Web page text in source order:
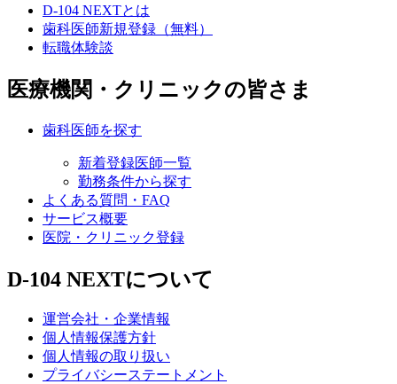
D-104 NEXTとは
歯科医師新規登録（無料）
転職体験談
医療機関・クリニックの皆さま
歯科医師を探す
新着登録医師一覧
勤務条件から探す
よくある質問・FAQ
サービス概要
医院・クリニック登録
D-104 NEXTについて
運営会社・企業情報
個人情報保護方針
個人情報の取り扱い
プライバシーステートメント